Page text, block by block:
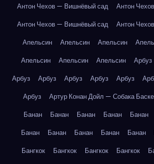
Антон Чехов — Вишнёвый сад
Антон
Антон Чехов — Вишнёвый сад
Антон
Апельсин
Апельсин Апельсин
Апельсин
Апельсин Апельсин Арбуз
Арбуз
Арбуз Арбуз Арбуз Арбуз
Арбуз
Артур Конан Дойл — Собака
Банан
Банан Банан Банан Банан
Банан
Банан Банан Банан Банан
Бангкок
Бангкок Бангкок Бангкок